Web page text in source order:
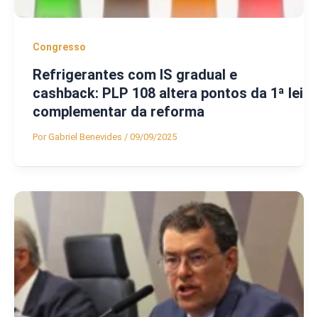
Congresso
Refrigerantes com IS gradual e
cashback: PLP 108 altera pontos da 1ª lei
complementar da reforma
PorGabriel Benevides / 09/09/2025